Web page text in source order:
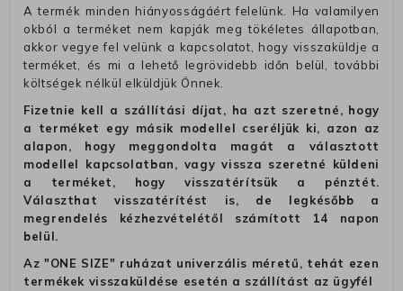
A termék minden hiányosságáért felelünk. Ha valamilyen
okból a terméket nem kapják meg tökéletes állapotban,
akkor vegye fel velünk a kapcsolatot, hogy visszaküldje a
terméket, és mi a lehető legrövidebb időn belül, további
költségek nélkül elküldjük Önnek.
Fizetnie kell a szállítási díjat, ha azt szeretné, hogy
a terméket egy másik modellel cseréljük ki, azon az
alapon, hogy meggondolta magát a választott
modellel kapcsolatban, vagy vissza szeretné küldeni
a terméket, hogy visszatérítsük a pénztét.
Választhat visszatérítést is, de legkésőbb a
megrendelés kézhezvételétől számított 14 napon
belül.
Az "ONE SIZE" ruházat univerzális méretű, tehát ezen
termékek visszaküldése esetén a szállítást az ügyfél